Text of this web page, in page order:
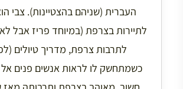
העברית (שניהם בהצטיינות). צבי
לתיירות בצרפת (במיוחד פריז אבל
לתרבות צרפת, מדריך טיולים
כשמתחשק לו לראות אנשים פנים אל